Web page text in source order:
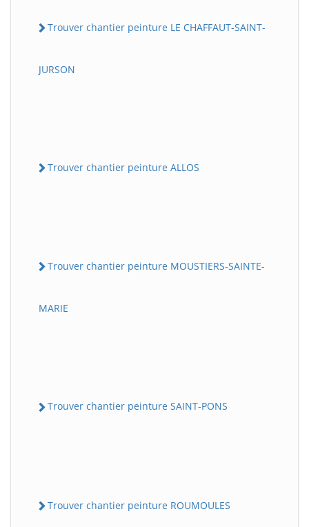
Trouver chantier peinture LE CHAFFAUT-SAINT-
JURSON
Trouver chantier peinture ALLOS
Trouver chantier peinture MOUSTIERS-SAINTE-
MARIE
Trouver chantier peinture SAINT-PONS
Trouver chantier peinture ROUMOULES